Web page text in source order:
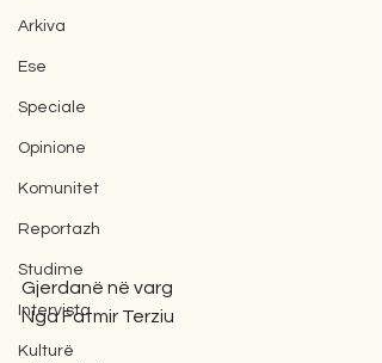
Arkiva
Ese
Speciale
Opinione
Komunitet
Reportazh
Studime
Intervista
Kulturë
Gjerdanë në varg
Nga Fatmir Terziu